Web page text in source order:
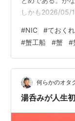
しかも2026/05/
ている驚愕のま
目を通したわけ
登場するので内
ただ今は無線
もしれない。ま
#NIC #ておくれ
#蟹工船 #蟹 #
何らかのオタ
湯呑みが人生